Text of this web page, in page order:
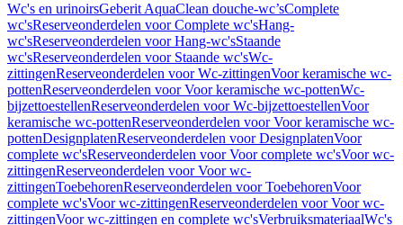
Wc's en urinoirsGeberit AquaClean douche-wc’sComplete
wc'sReserveonderdelen voor Complete wc'sHang-
wc'sReserveonderdelen voor Hang-wc'sStaande
wc'sReserveonderdelen voor Staande wc'sWc-
zittingenReserveonderdelen voor Wc-zittingenVoor keramische wc-
pottenReserveonderdelen voor Voor keramische wc-pottenWc-
bijzettoestellenReserveonderdelen voor Wc-bijzettoestellenVoor
keramische wc-pottenReserveonderdelen voor Voor keramische wc-
pottenDesignplatenReserveonderdelen voor DesignplatenVoor
complete wc'sReserveonderdelen voor Voor complete wc'sVoor wc-
zittingenReserveonderdelen voor Voor wc-
zittingenToebehorenReserveonderdelen voor ToebehorenVoor
complete wc'sVoor wc-zittingenReserveonderdelen voor Voor wc-
zittingenVoor wc-zittingen en complete wc'sVerbruiksmateriaalWc's